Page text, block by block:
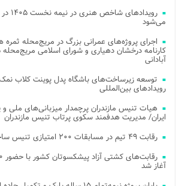
می‌شود
اجرای پروژه‌های عمرانی بزرگ در مریج‌محله
کارنامه درخشان دهیاری و شورای اسلامی
آبادانی
توسعه زیرساخت‌های باشگاه پدل پوینت کلاب
رویدادهای بین‌المللی
هیات تنیس مازندران پرچمدار میزبانی‌های ملی
ایران/ مدیریت هدفمند سکوی پرتاب تنیس مازندران
رقابت ۴۹ تیم در مسابقات ۲۰۰ امتیازی تنیس ساحلی کشور در مازندران
آغاز شد